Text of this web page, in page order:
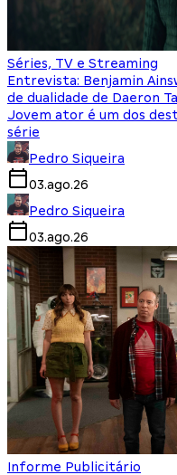
Séries, TV e Streaming
Entrevista: Benjamin
de dualidade de Daeron
Jovem ator é um dos
série
Pedro Siqueira
03.ago.26
Pedro Siqueira
03.ago.26
Informe Publicitário